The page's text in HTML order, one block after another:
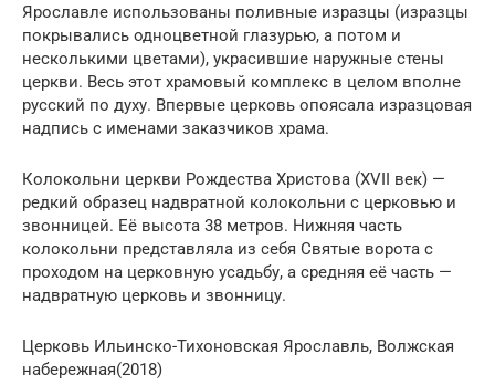
Ярославле использованы поливные изразцы (изразцы
покрывались одноцветной глазурью, а потом и
несколькими цветами), украсившие наружные стены
церкви. Весь этот храмовый комплекс в целом вполне
русский по духу. Впервые церковь опоясала изразцовая
надпись с именами заказчиков храма.
Колокольни церкви Рождества Христова (XVII век) —
редкий образец надвратной колокольни с церковью и
звонницей. Её высота 38 метров. Нижняя часть
колокольни представляла из себя Святые ворота с
проходом на церковную усадьбу, а средняя её часть —
надвратную церковь и звонницу.
Церковь Ильинско-Тихоновская Ярославль, Волжская
набережная(2018)